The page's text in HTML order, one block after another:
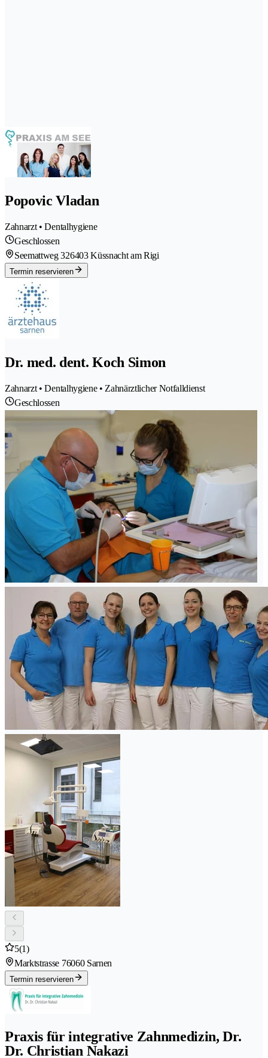
Popovic Vladan
Zahnarzt • Dentalhygiene
Geschlossen
Seemattweg 326403 Küssnacht am Rigi
Termin reservieren
Dr. med. dent. Koch Simon
Zahnarzt • Dentalhygiene • Zahnärztlicher Notfalldienst
Geschlossen
5(1)
Marktstrasse 76060 Sarnen
Termin reservieren
Praxis für integrative Zahnmedizin, Dr.
Dr. Christian Nakazi